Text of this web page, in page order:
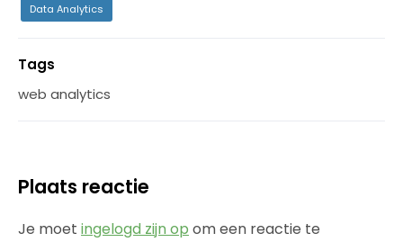
Data Analytics
Tags
web analytics
Plaats reactie
Je moet ingelogd zijn op om een reactie te